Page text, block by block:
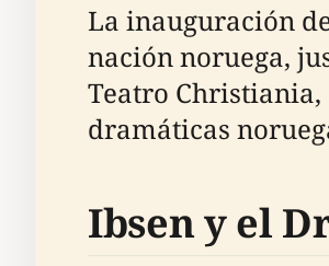
La inauguración
nación noruega,
Teatro
dramáticas
Ibsen y el